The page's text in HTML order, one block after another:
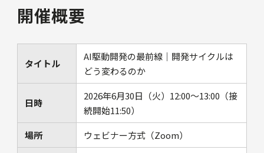
開催概要
タイトル
AI駆動開発の最前線｜開発サイクルは
どう変わるのか
日時
2026年6月30日（火）12:00～13:00（接
続開始11:50）
場所
ウェビナー方式（Zoom）